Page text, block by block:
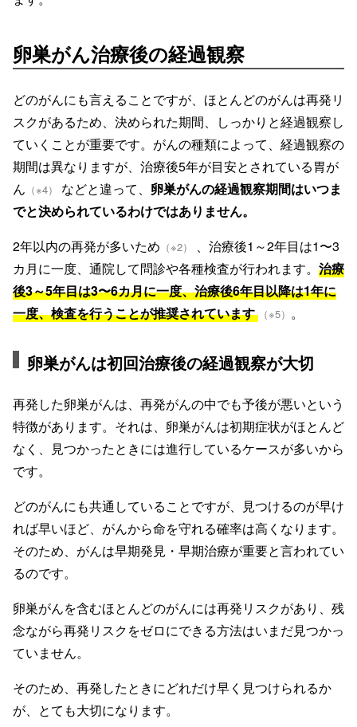
卵巣がん治療後の経過観察
どのがんにも言えることですが、ほとんどのがんは再発リ
スクがあるため、決められた期間、しっかりと経過観察し
ていくことが重要です。がんの種類によって、経過観察の
期間は異なりますが、治療後5年が目安とされている胃が
ん （※4） などと違って、 卵巣がんの経過観察期間はいつま
でと決められているわけではありません。
2年以内の再発が多いため （※2）
、治療後1～2年目は1〜3
カ月に一度、通院して問診や各種検査が行われます。 治療
後3～5年目は3〜6カ月に一度、治療後6年目以降は1年に
一度、検査を行うことが推奨されています （※5） 。
卵巣がんは初回治療後の経過観察が大切
再発した卵巣がんは、再発がんの中でも予後が悪いという
特徴があります。それは、卵巣がんは初期症状がほとんど
なく、見つかったときには進行しているケースが多いから
です。
どのがんにも共通していることですが、見つけるのが早け
れば早いほど、がんから命を守れる確率は高くなります。
そのため、がんは早期発見・早期治療が重要と言われてい
るのです。
卵巣がんを含むほとんどのがんには再発リスクがあり、残
念ながら再発リスクをゼロにできる方法はいまだ見つかっ
ていません。
そのため、再発したときにどれだけ早く見つけられるか
が、とても大切になります。